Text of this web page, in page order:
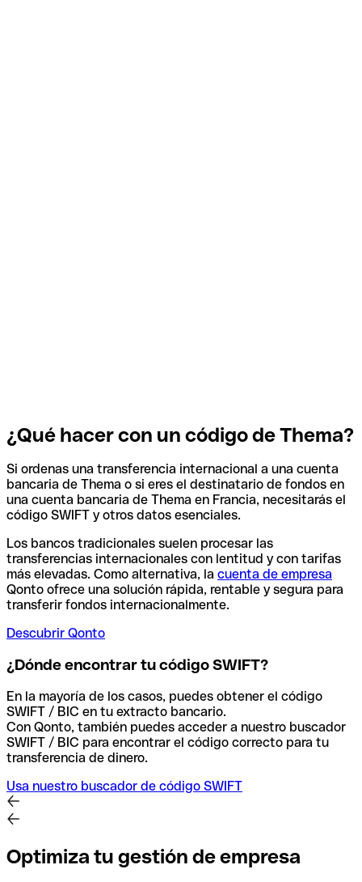
¿Qué hacer con un código de Thema?
Si ordenas una transferencia internacional a una cuenta
bancaria de Thema o si eres el destinatario de fondos en
una cuenta bancaria de Thema en Francia, necesitarás el
código SWIFT y otros datos esenciales.
Los bancos tradicionales suelen procesar las
transferencias internacionales con lentitud y con tarifas
más elevadas. Como alternativa, la cuenta de empresa
Qonto ofrece una solución rápida, rentable y segura para
transferir fondos internacionalmente.
Descubrir Qonto
¿Dónde encontrar tu código SWIFT?
En la mayoría de los casos, puedes obtener el código
SWIFT / BIC en tu extracto bancario.
Con Qonto, también puedes acceder a nuestro buscador
SWIFT / BIC para encontrar el código correcto para tu
transferencia de dinero.
Usa nuestro buscador de código SWIFT
Optimiza tu gestión de empresa